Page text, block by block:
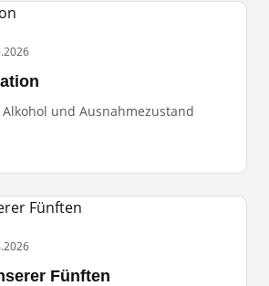
Alkohol und Ausnahmezustand
Fünften